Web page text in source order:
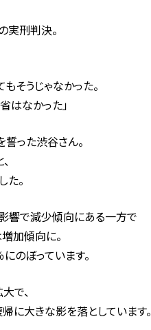
実刑判決。
そうじゃなかった。
はなかった」
った渋谷さん。
。
響で減少傾向にある一方で
加傾向に。
のぼっています。
で、
に大きな影を落としています。